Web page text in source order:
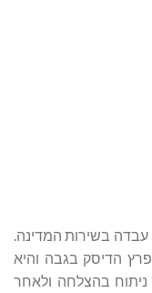
בירושלים בשנת 1953. 28 שנה עבדה בשירות המדינה.
בחו"ל פרץ הדיסק בגבה והיא
בהצלחה ולאחר